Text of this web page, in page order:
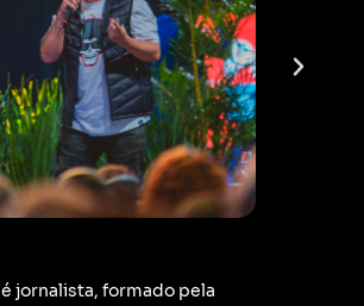
é jornalista, formado pela